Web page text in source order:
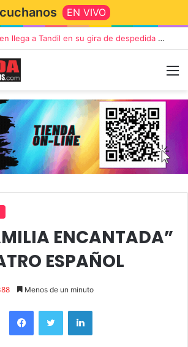
EN VIVO
Die Toten Hosen llega a Tandil en su gira de despedida «Fútbol, Asado, Vino y Adiós Amigos»
ENCANTADA”
ESPAÑOL
Menos de un minuto